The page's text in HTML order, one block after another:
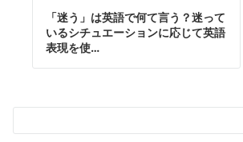
「迷う」は英語で何て言う？迷って
いるシチュエーションに応じて英語
表現を使…